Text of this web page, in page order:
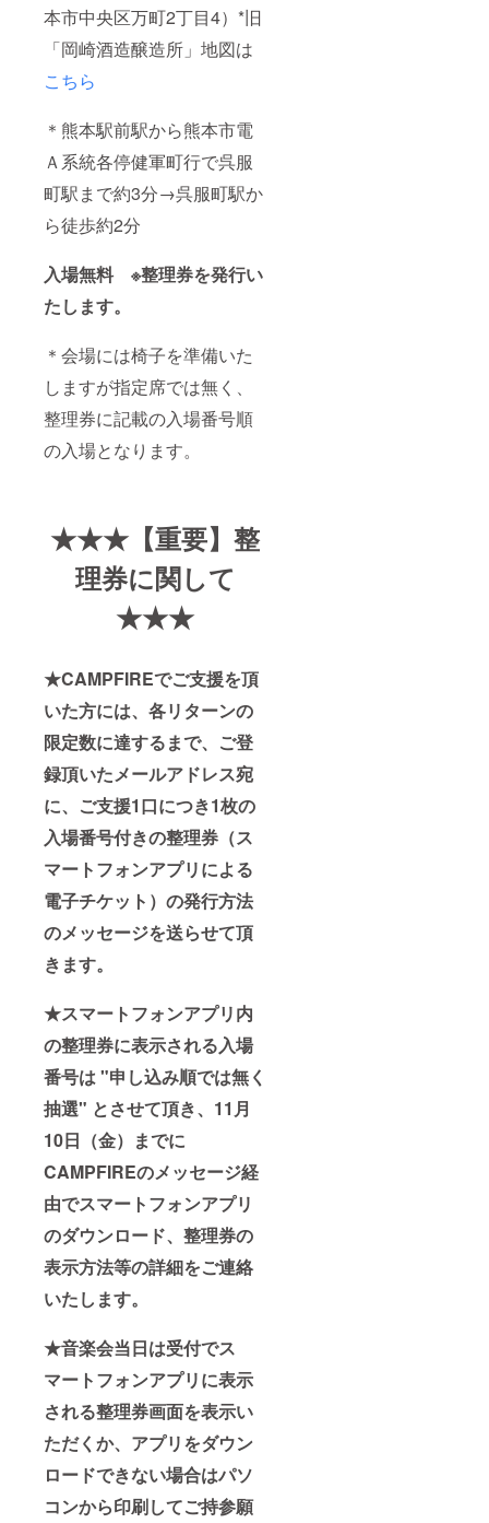
本市中央区万町2丁目4）*旧
「岡崎酒造醸造所」地図は
こちら
＊熊本駅前駅から熊本市電
Ａ系統各停健軍町行で呉服
町駅まで約3分→呉服町駅か
ら徒歩約2分
入場無料 ※整理券を発行い
たします。
＊会場には椅子を準備いた
しますが指定席では無く、
整理券に記載の入場番号順
の入場となります。
★★★【重要】整
理券に関して
★★★
★CAMPFIREでご支援を頂
いた方には、各リターンの
限定数に達するまで、ご登
録頂いたメールアドレス宛
に、ご支援1口につき1枚の
入場番号付きの整理券（ス
マートフォンアプリによる
電子チケット）の発行方法
のメッセージを送らせて頂
きます。
★スマートフォンアプリ内
の整理券に表示される入場
番号は "申し込み順では無く
抽選" とさせて頂き、11月
10日（金）までに
CAMPFIREのメッセージ経
由でスマートフォンアプリ
のダウンロード、整理券の
表示方法等の詳細をご連絡
いたします。
★音楽会当日は受付でス
マートフォンアプリに表示
される整理券画面を表示い
ただくか、アプリをダウン
ロードできない場合はパソ
コンから印刷してご持参願